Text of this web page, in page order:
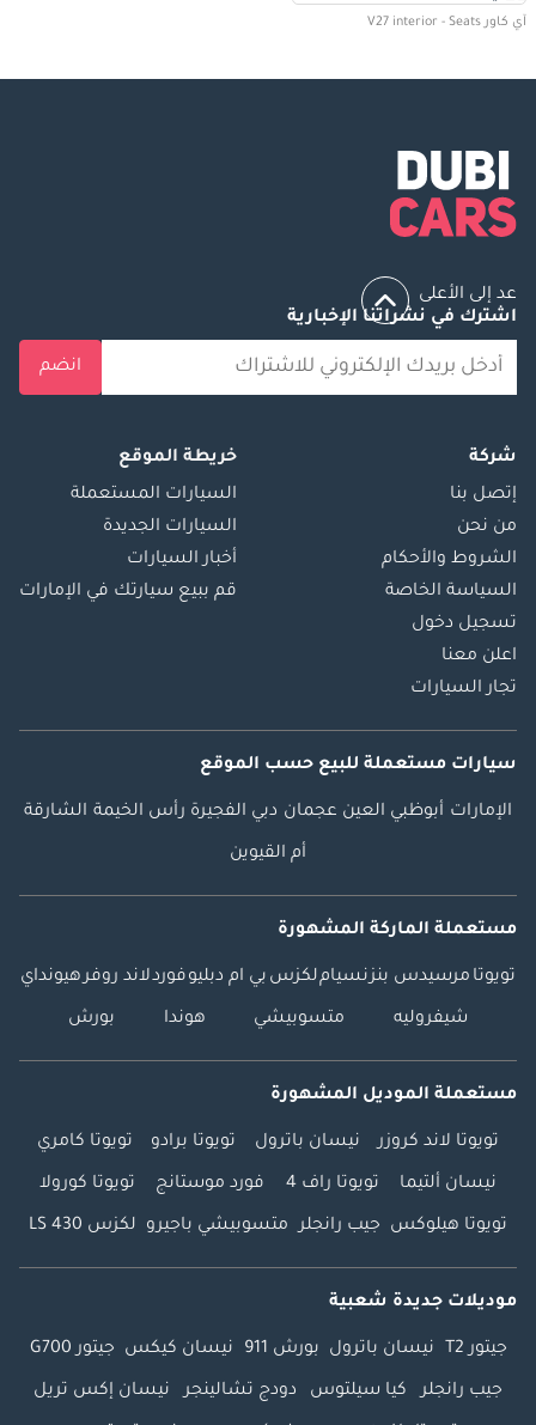
آي كاور V27 interior - Seats
عد إلى الأعلى
اشترك في نشراتنا الإخبارية
انضم
شركة
إتصل بنا
من نحن
الشروط والأحكام
السياسة الخاصة
تسجيل دخول
اعلن معنا
تجار السيارات
خريطة الموقع
السيارات المستعملة
السيارات الجديدة
أخبار السيارات
قم ببيع سيارتك في الإمارات
سيارات مستعملة للبيع حسب الموقع
الإمارات أبوظبي العين عجمان دبي الفجيرة رأس الخيمة الشارقة
أم القيوين
مستعملة الماركة المشهورة
تويوتا مرسيدس بنزنسياملكزس بي ام دبليوفوردلاند روفرهيونداي
شيفروليه متسوبيشي هوندا بورش
مستعملة الموديل المشهورة
تويوتا لاند كروزر نيسان باترول تويوتا برادو تويوتا كامري
نيسان ألتيما تويوتا راف 4 فورد موستانج تويوتا كورولا
تويوتا هيلوكس جيب رانجلر متسوبيشي باجيرو لكزس LS 430
موديلات جديدة شعبية
جيتور T2 نيسان باترول بورش 911 نيسان كيكس جيتور G700
جيب رانجلر كيا سيلتوس دودج تشالينجر نيسان إكس تريل